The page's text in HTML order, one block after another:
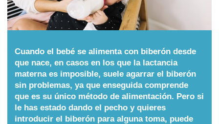
Padres
Nombres
Cuentos
Cuando el bebé se alimenta con biberón desde
que nace, en casos en los que la lactancia
materna es imposible, suele agarrar el biberón
sin problemas, ya que enseguida comprende
que es su único método de alimentación. Pero si
le has estado dando el pecho y quieres
introducir el biberón para alguna toma, puede